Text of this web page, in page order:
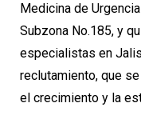
Medicina de
Subzona No.185, y
especialistas en
reclutamiento, que
el crecimiento y la